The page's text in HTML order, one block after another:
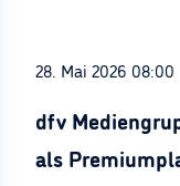
28. Mai 2026 08:00
dfv
als